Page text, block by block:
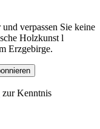
verpassen Sie keine
Holzkunst l
Erzgebirge.
zur Kenntnis